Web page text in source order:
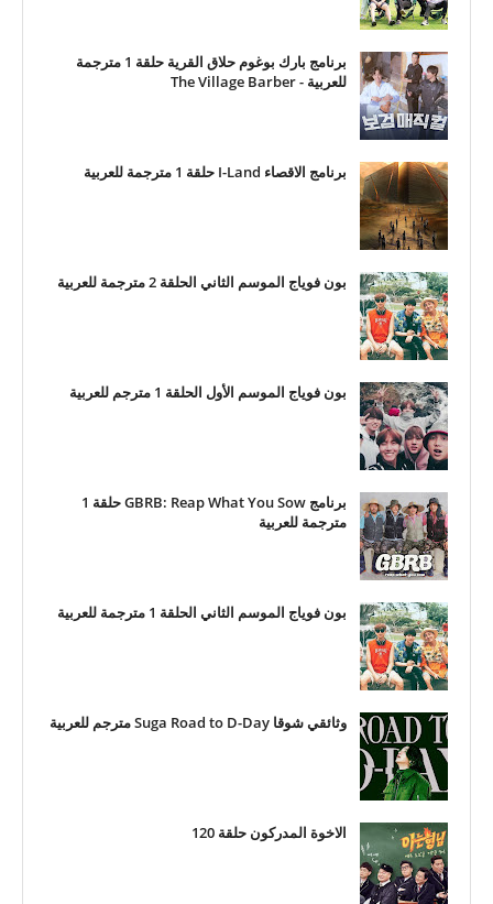
برنامج بارك بوغوم حلاق القرية حلقة 1 مترجمة
للعربية - The Village Barber
برنامج الاقصاء I-Land حلقة 1 مترجمة للعربية
بون فوياج الموسم الثاني الحلقة 2 مترجمة للعربية
بون فوياج الموسم الأول الحلقة 1 مترجم للعربية
برنامج GBRB: Reap What You Sow حلقة 1
مترجمة للعربية
بون فوياج الموسم الثاني الحلقة 1 مترجمة للعربية
وثائقي شوقا Suga Road to D-Day مترجم للعربية
الاخوة المدركون حلقة 120